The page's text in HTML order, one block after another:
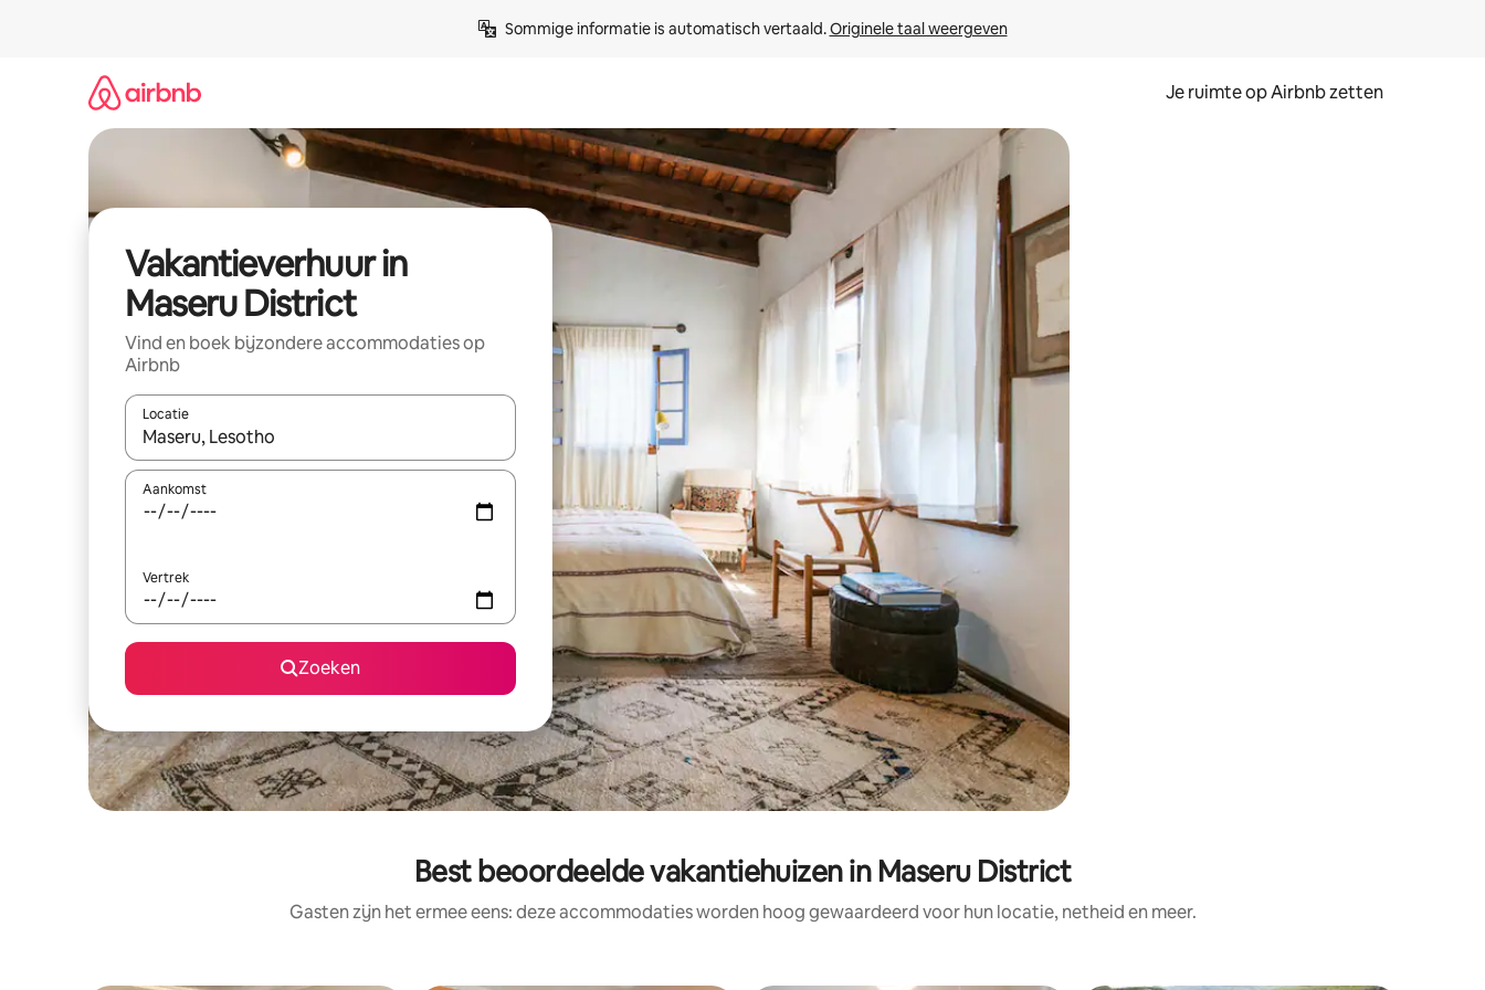
Sommige informatie is automatisch vertaald. Originele taal weergeven
Je ruimte op Airbnb zetten
Vakantieverhuur in
Maseru District
Vind en boek bijzondere accommodaties op
Airbnb
Locatie
Wanneer er suggesties beschikbaar zijn, maak je een keuze met je de pijltjestoetsen omhoog en omlaag, óf door te tikken of swipen.
Aankomst
Vertrek
Zoeken
Best beoordeelde vakantiehuizen in Maseru District
Gasten zijn het ermee eens: deze accommodaties worden hoog gewaardeerd voor hun locatie, netheid en meer.